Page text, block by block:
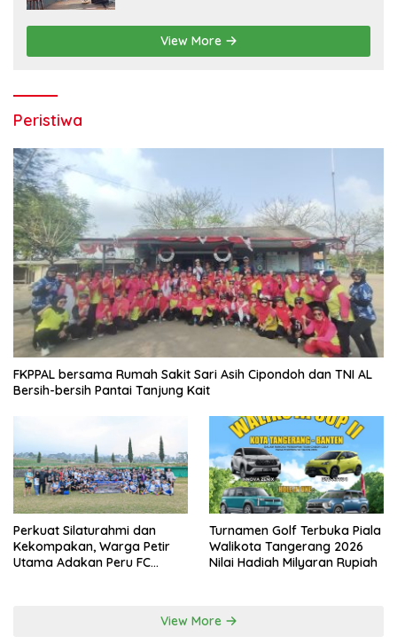
View More
Peristiwa
FKPPAL bersama Rumah Sakit Sari Asih Cipondoh dan TNI AL
Bersih-bersih Pantai Tanjung Kait
Perkuat Silaturahmi dan
Kekompakan, Warga Petir
Utama Adakan Peru FC
Turnamen Golf Terbuka Piala
Walikota Tangerang 2026
Nilai Hadiah Milyaran Rupiah
View More